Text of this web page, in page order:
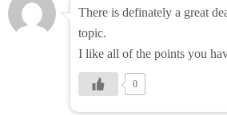
There is definately a great
topic.
I like all of the points you
0